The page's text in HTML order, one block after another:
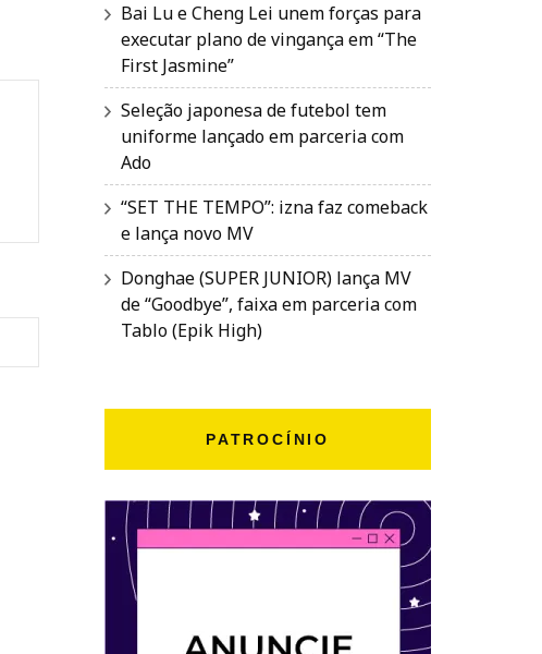
Bai Lu e Cheng Lei unem forças para
executar plano de vingança em “The
First Jasmine”
Seleção japonesa de futebol tem
uniforme lançado em parceria com
Ado
“SET THE TEMPO”: izna faz comeback
e lança novo MV
Donghae (SUPER JUNIOR) lança MV
de “Goodbye”, faixa em parceria com
Tablo (Epik High)
PATROCÍNIO